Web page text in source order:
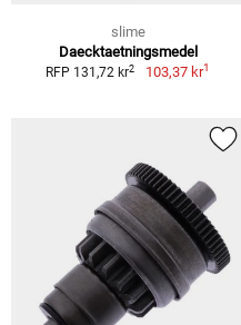
slime
Daecktaetningsmedel
RFP 131,72 kr2 103,37 kr1